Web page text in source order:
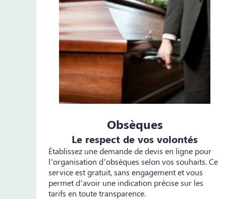
Obsèques
Le respect de vos volontés
Établissez une demande de devis en ligne pour
l’organisation d’obsèques selon vos souhaits. Ce
service est gratuit, sans engagement et vous
permet d’avoir une indication précise sur les
tarifs en toute transparence.